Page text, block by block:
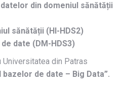
din domeniul sănătății
sănătății (HI-HDS2)
date (DM-HDS3)
Universitatea din Patras
bazelor de date – Big Data”.